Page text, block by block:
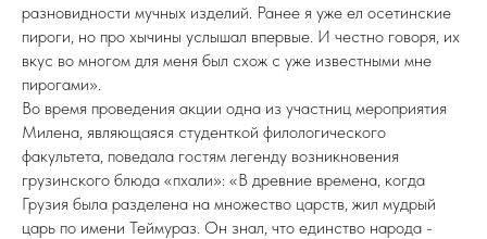
разновидности мучных изделий. Ранее я уже ел осетинские
пироги, но про хычины услышал впервые. И честно говоря, их
вкус во многом для меня был схож с уже известными мне
пирогами».
Во время проведения акции одна из участниц мероприятия
Милена, являющаяся студенткой филологического
факультета, поведала гостям легенду возникновения
грузинского блюда «пхали»: «В древние времена, когда
Грузия была разделена на множество царств, жил мудрый
царь по имени Теймураз. Он знал, что единство народа -